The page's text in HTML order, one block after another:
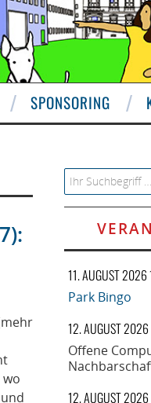
SPONSORING
Search for:
11. AUGUST
Park Bingo
12. AUGUST
Offene
12. AUGUST